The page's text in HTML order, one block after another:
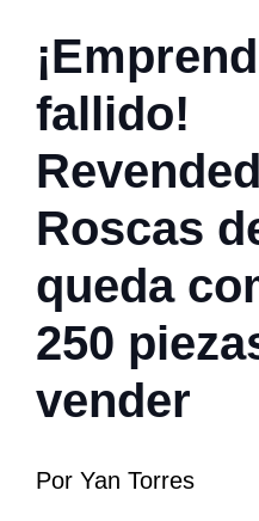
fallido!
Roscas
queda
250
vender
Por Yan Torres